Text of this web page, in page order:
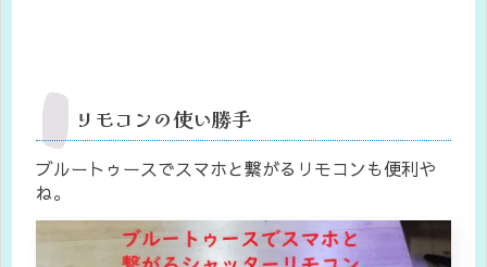
リモコンの使い勝手
ブルートゥースでスマホと繋がるリモコンも便利や
ね。